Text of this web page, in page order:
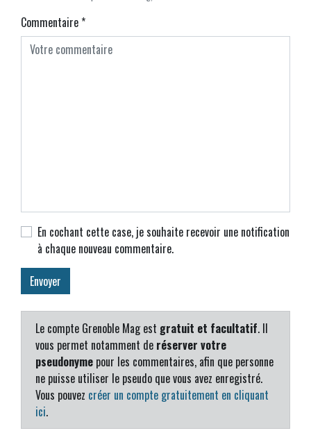
Commentaire*
En cochant cette case, je souhaite recevoir une notification
à chaque nouveau commentaire.
Le compte Grenoble Mag est gratuit et facultatif. Il
vous permet notamment de réserver votre
pseudonyme pour les commentaires, afin que personne
ne puisse utiliser le pseudo que vous avez enregistré.
Vous pouvez créer un compte gratuitement en cliquant
ici.